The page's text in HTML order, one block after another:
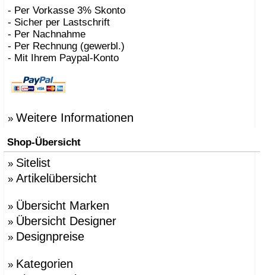
- Per Vorkasse 3% Skonto
- Sicher per Lastschrift
- Per Nachnahme
- Per Rechnung (gewerbl.)
- Mit Ihrem Paypal-Konto
» Weitere Informationen
Shop-Übersicht
» Sitelist
» Artikelübersicht
» Übersicht Marken
» Übersicht Designer
» Designpreise
» Kategorien